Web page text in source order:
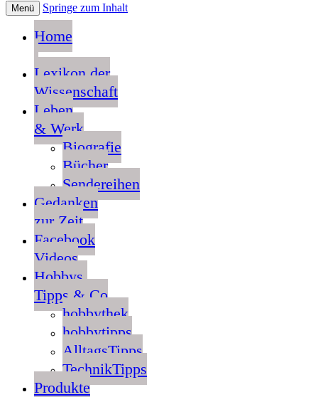
Menü Springe zum Inhalt
Home
Lexikon der
Wissenschaft
Leben
& Werk
Biografie
Bücher
Sendereihen
Gedanken
zur Zeit
Facebook
Videos
Hobbys,
Tipps & Co
hobbythek
hobbytipps
AlltagsTipps
TechnikTipps
Produkte